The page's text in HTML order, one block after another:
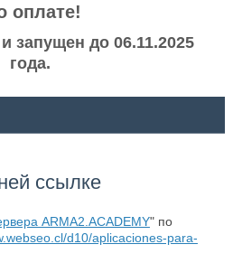
оплате!
запущен до 06.11.2025
года.
ссылке
ARMA2.ACADEMY" по
d10/aplicaciones-para-